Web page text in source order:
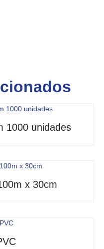
1000 unidades
x 30cm